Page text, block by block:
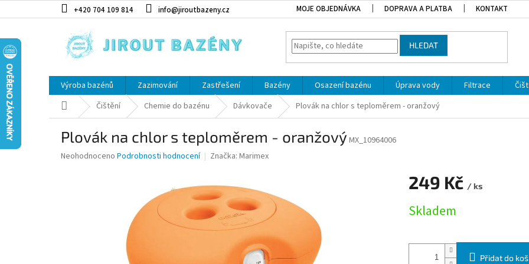
+420 704 109 814 info@jiroutbazeny.cz MOJE OBJEDNÁVKA DOPRAVA A PLATBA KONTAKT
HLEDAT
Výroba bazénů Zazimování Zastřešení Bazény Osazení bazénu Úprava vody Filtrace
Domů Čištění Chemie do bazénu Dávkovače Plovák na chlor s teploměrem - oranžový
Plovák na chlor s teploměrem - oranžový MX_10964006
Průměrné hodnocení produktu je 0,0 z 5 hvězdiček.
Neohodnoceno Podrobnosti hodnocení Značka: Marimex
249 Kč / ks
Skladem
Přidat do